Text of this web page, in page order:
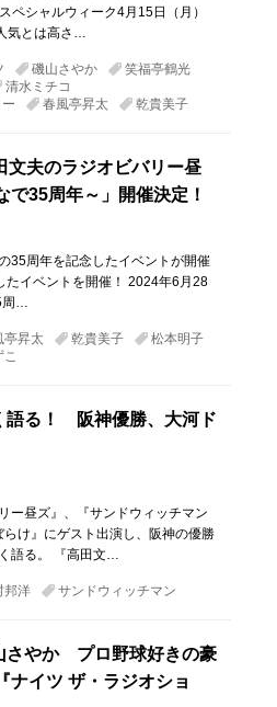
シャルウィーク4月15日（月）
気とは高さ…
磯山さやか
笑福亭鶴光
清水ミチコ
春風亭昇太 乾貴美子
文夫のラジオビバリー昼
で35周年～」開催決定！
35周年を記念したイベントが開催
たイベントを開催！ 2024年6月28
周…
亭昇太 乾貴美子
松本明子
語る！ 阪神優勝、大河ド
ー昼ズ』、『サンドウィッチマン
け』にゲスト出演し、阪神の優勝
語る。 『高田文…
邦洋 サンドウィッチマン
さやか プロ野球好きの豪
ナイツ ザ・ラジオショ